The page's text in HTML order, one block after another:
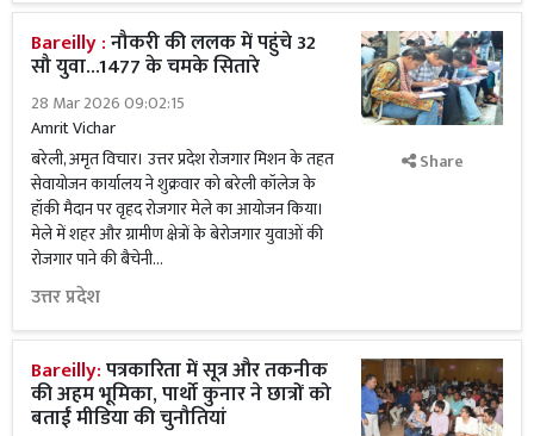
Bareilly :नौकरी की ललक में पहुंचे 32
सौ युवा...1477 के चमके सितारे
28 Mar 2026 09:02:15
Amrit Vichar
बरेली, अमृत विचार। उत्तर प्रदेश रोजगार मिशन के तहत
सेवायोजन कार्यालय ने शुक्रवार को बरेली कॉलेज के
हॉकी मैदान पर वृहद रोजगार मेले का आयोजन किया।
मेले में शहर और ग्रामीण क्षेत्रों के बेरोजगार युवाओं की
रोजगार पाने की बैचेनी...
उत्तर प्रदेश
Share
Bareilly:पत्रकारिता में सूत्र और तकनीक
की अहम भूमिका, पार्थो कुनार ने छात्रों को
बताईं मीडिया की चुनौतियां